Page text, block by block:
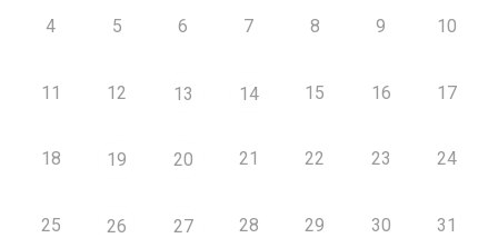
4 5 6 7 8 9 10
11 12 13 14 15 16 17
18 19 20 21 22 23 24
25 26 27 28 29 30 31